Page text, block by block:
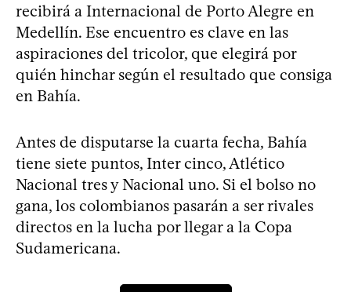
recibirá a Internacional de Porto Alegre en
Medellín. Ese encuentro es clave en las
aspiraciones del tricolor, que elegirá por
quién hinchar según el resultado que consiga
en Bahía.
Antes de disputarse la cuarta fecha, Bahía
tiene siete puntos, Inter cinco, Atlético
Nacional tres y Nacional uno. Si el bolso no
gana, los colombianos pasarán a ser rivales
directos en la lucha por llegar a la Copa
Sudamericana.